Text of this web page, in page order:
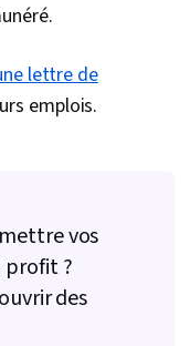
lettre de
emplois.
vos
profit ?
des